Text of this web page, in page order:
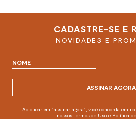
CADASTRE-SE E
NOVIDADES E
ASSINAR AGORA
Ao clicar em "assinar agora", você concorda em
nossos Termos de Uso e Política